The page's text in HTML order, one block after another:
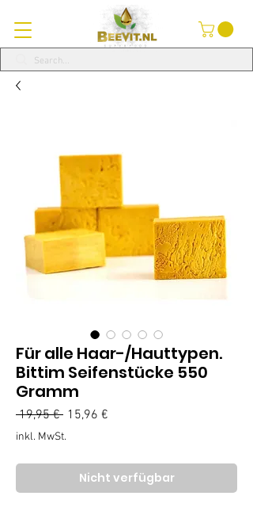
Für alle Haar-/Hauttypen.
Bittim Seifenstücke 550
Gramm
19,95 € Standardpreis
15,96 €
inkl. MwSt.
Nicht verfügbar